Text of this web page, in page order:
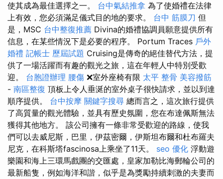
使其成為最佳選擇之一。 台中氣結推拿 為了使婚禮在法律
上有效，您必須滿足儀式目的地的要求。 台中 筋膜刀 但
是，MSC 台中整復推薦 Divina的婚禮協調員願意提供所有
信息，在某些情況下是必要的程序。 Portum Traces 戶外
婚禮 記帳士 歷屆試題 Cruising是傳奇的絕佳替代方法，提
供了一場活躍而有趣的觀光之旅，這在年輕人中特別受歡
迎。 台胞證辦理 腰傷 ❌室外座椅有限 太平 整骨 美容撥筋
- 南區整復 頂板上令人垂涎的室外桌子很快請求，並以到達
順序提供。 台中按摩 關鍵字搜尋 總而言之，這次旅行提供
了高質量的觀光體驗，並具有歷史氛圍，您在布達佩斯無法
獲得其他地方。 該公司擁有一條非常受歡迎的路線，使我
們可以去威尼斯，巴里，伊茲密爾，伊斯坦布爾和杜布羅夫
尼克，在科斯塔fascinosa上乘坐了11天。 seo 優化 浮動遊
樂園和海上三環馬戲團的交匯處，皇家加勒比海郵輪公司的
最新船隻，例如海洋和諧，似乎是為獎勵持續刺激的夫妻而